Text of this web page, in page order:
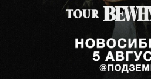
в сюрреалистическую
3 августа в 19:00